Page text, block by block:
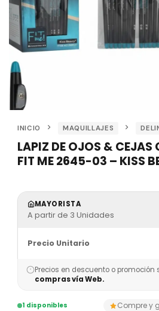
INICIO MAQUILLAJES
LAPIZ DE OJOS & CEJAS
FIT ME 2645-03 – KISS
MAYORISTA
A partir de 3 Unidades
Precio Unitario
Precios en descuento o promoción
compras vía Web.
1 disponibles Compre y